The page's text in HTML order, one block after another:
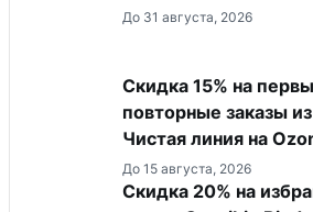
До 31 августа, 2026
Скидка 15% на
повторные заказы
Чистая линия на
До 15 августа, 2026
Скидка 20% на